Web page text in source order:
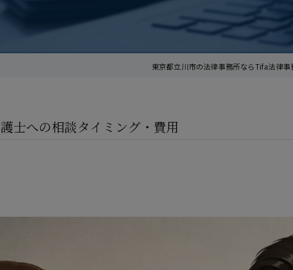
東京都立川市の法律事務所ならTifa法律事
士への相談タイミング・費用